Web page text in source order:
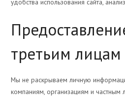
удобства использования сайта,
третьим лицам
Мы не раскрываем личную
компаниям, организациям и частным